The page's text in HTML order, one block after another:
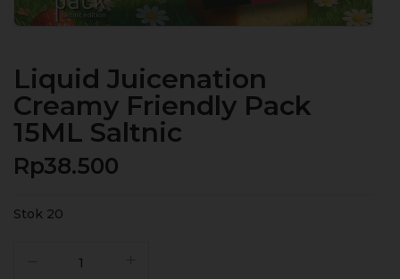
Liquid Juicenation
Creamy Friendly Pack
15ML Saltnic
Rp38.500
Stok 20